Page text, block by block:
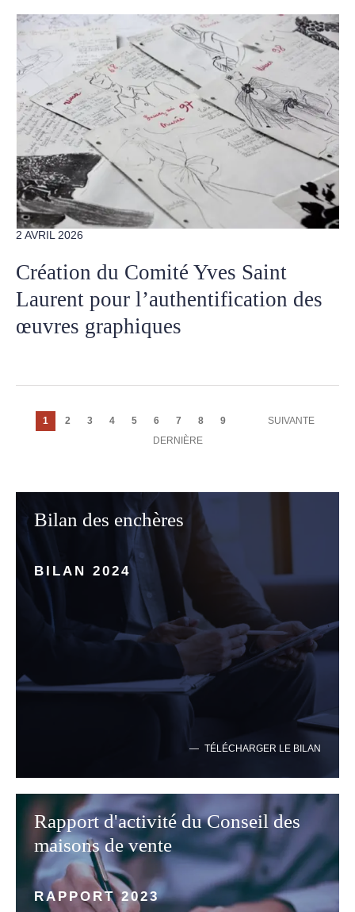
2 AVRIL 2026
Création du Comité Yves Saint
Laurent pour l’authentification des
œuvres graphiques
Pagination
Page
courante
1 Page
2 Page
3 Page
4 Page
5 Page
6 Page
7 Page
8 Page
9
PAGE
SUIVANTE
DERNIÈRE
DERNIÈRE
Bilan des enchères
BILAN 2024
TÉLÉCHARGER LE BILAN
Rapport d'activité du Conseil des
maisons de vente
RAPPORT 2023